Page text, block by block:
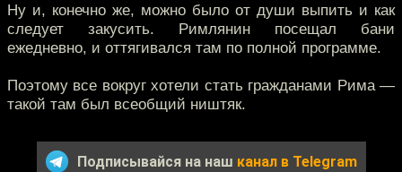
Ну и, конечно же, можно было от души выпить и как
следует закусить. Римлянин посещал бани
ежедневно, и оттягивался там по полной программе.
Поэтому все вокруг хотели стать гражданами Рима —
такой там был всеобщий ништяк.
Подписывайся на наш канал в Telegram